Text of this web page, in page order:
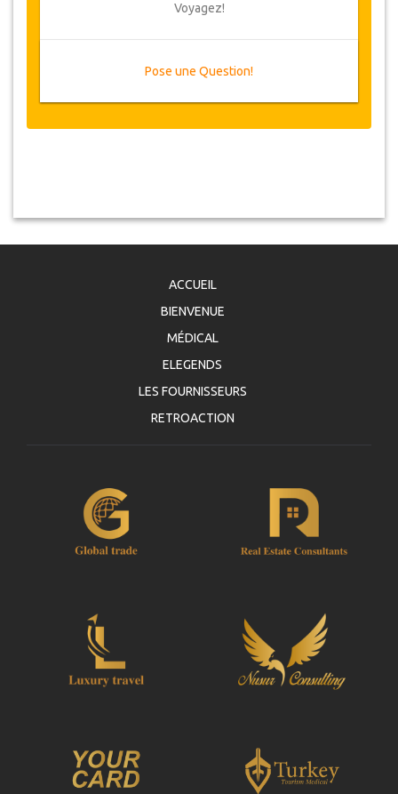
Voyagez!
Pose une Question!
ACCUEIL
BIENVENUE
MÉDICAL
ELEGENDS
LES FOURNISSEURS
RETROACTION